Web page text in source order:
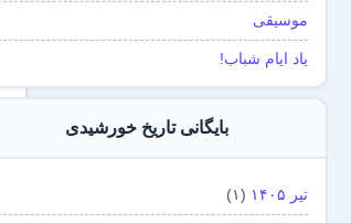
موسیقی
یاد ایام شباب!
بایگانی تاریخ خورشیدی
تیر ۱۴۰۵ (۱)